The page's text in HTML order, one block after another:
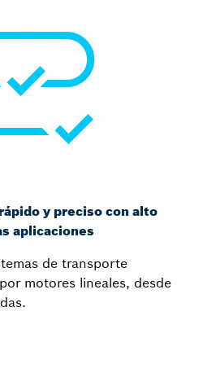
y preciso con alto
aplicaciones
de transporte
motores lineales, desde